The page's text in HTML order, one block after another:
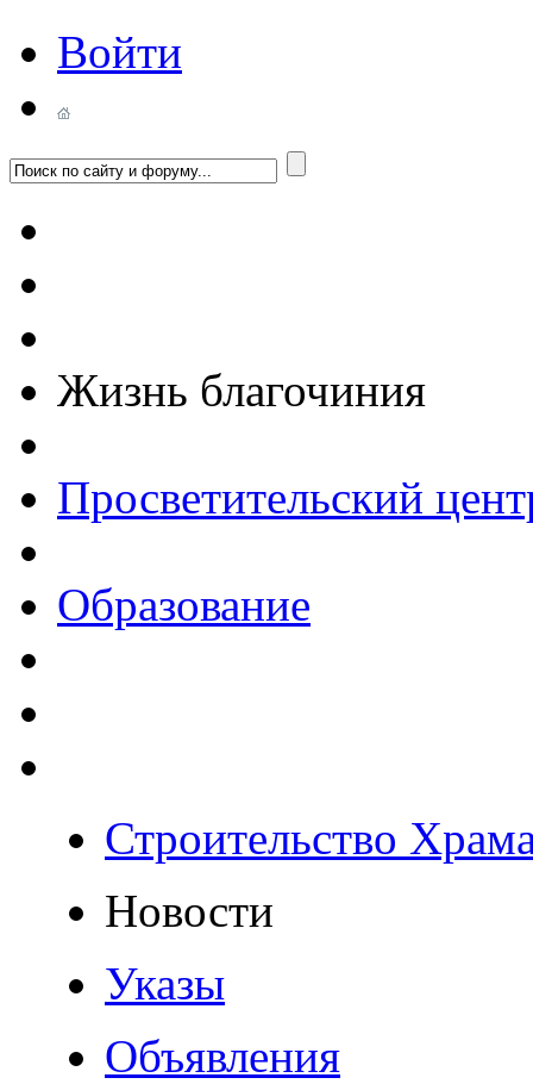
Войти
Жизнь благочиния
Просветительский
Образование
Строительство
Новости
Указы
Объявления